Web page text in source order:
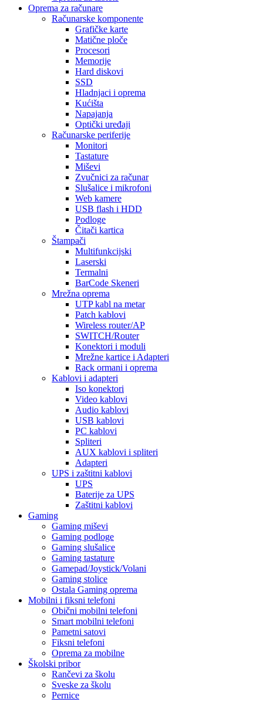
Oprema za računare
Računarske komponente
Grafičke karte
Matične ploče
Procesori
Memorije
Hard diskovi
SSD
Hladnjaci i oprema
Kućišta
Napajanja
Optički uređaji
Računarske periferije
Monitori
Tastature
Miševi
Zvučnici za računar
Slušalice i mikrofoni
Web kamere
USB flash i HDD
Podloge
Čitači kartica
Štampači
Multifunkcijski
Laserski
Termalni
BarCode Skeneri
Mrežna oprema
UTP kabl na metar
Patch kablovi
Wireless router/AP
SWITCH/Router
Konektori i moduli
Mrežne kartice i Adapteri
Rack ormani i oprema
Kablovi i adapteri
Iso konektori
Video kablovi
Audio kablovi
USB kablovi
PC kablovi
Spliteri
AUX kablovi i spliteri
Adapteri
UPS i zaštitni kablovi
UPS
Baterije za UPS
Zaštitni kablovi
Gaming
Gaming miševi
Gaming podloge
Gaming slušalice
Gaming tastature
Gamepad/Joystick/Volani
Gaming stolice
Ostala Gaming oprema
Mobilni i fiksni telefoni
Obični mobilni telefoni
Smart mobilni telefoni
Pametni satovi
Fiksni telefoni
Oprema za mobilne
Školski pribor
Rančevi za školu
Sveske za školu
Pernice